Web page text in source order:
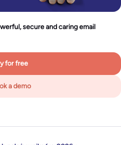
secure and caring email
for free
a demo